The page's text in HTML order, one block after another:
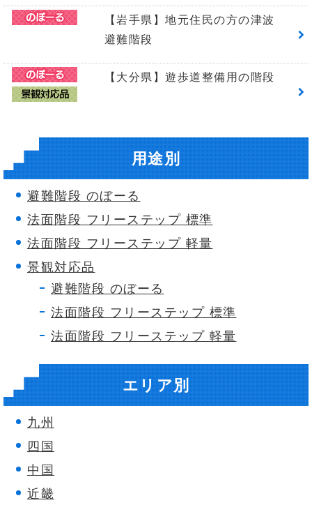
【岩手県】地元住民の方の津波
避難階段
【大分県】遊歩道整備用の階段
用途別
避難階段 のぼーる
法面階段 フリーステップ 標準
法面階段 フリーステップ 軽量
景観対応品
避難階段 のぼーる
法面階段 フリーステップ 標準
法面階段 フリーステップ 軽量
エリア別
九州
四国
中国
近畿